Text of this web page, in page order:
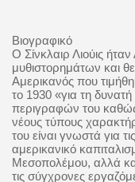
Βιογραφικό
Ο Σίνκλαιρ Λιούις
μυθιστορημάτων και
Αμερικανός που
το 1930 «για τη
περιγραφών του καθώς
νέους τύπους
του είναι γνωστά για
αμερικανικό
Μεσοπολέμου, αλλά και
τις σύγχρονες